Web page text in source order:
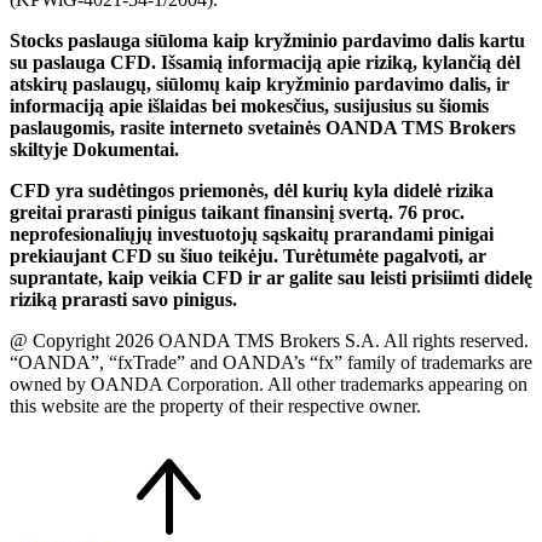
Stocks paslauga siūloma kaip kryžminio pardavimo dalis kartu
su paslauga CFD. Išsamią informaciją apie riziką, kylančią dėl
atskirų paslaugų, siūlomų kaip kryžminio pardavimo dalis, ir
informaciją apie išlaidas bei mokesčius, susijusius su šiomis
paslaugomis, rasite interneto svetainės OANDA TMS Brokers
skiltyje Dokumentai.
CFD yra sudėtingos priemonės, dėl kurių kyla didelė rizika
greitai prarasti pinigus taikant finansinį svertą. 76 proc.
neprofesionaliųjų investuotojų sąskaitų prarandami pinigai
prekiaujant CFD su šiuo teikėju. Turėtumėte pagalvoti, ar
suprantate, kaip veikia CFD ir ar galite sau leisti prisiimti didelę
riziką prarasti savo pinigus.
@ Copyright 2026 OANDA TMS Brokers S.A. All rights reserved.
“OANDA”, “fxTrade” and OANDA’s “fx” family of trademarks are
owned by OANDA Corporation. All other trademarks appearing on
this website are the property of their respective owner.